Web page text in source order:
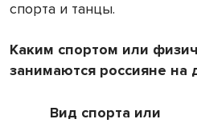
спорта и танцы.
Каким спортом или
занимаются россияне
Вид спорта или